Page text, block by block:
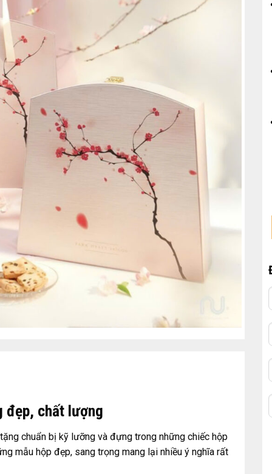
đẹp, chất lượng
chuẩn bị kỹ lưỡng và đựng trong những chiếc hộp
mẫu hộp đẹp, sang trọng mang lại nhiều ý nghĩa rất